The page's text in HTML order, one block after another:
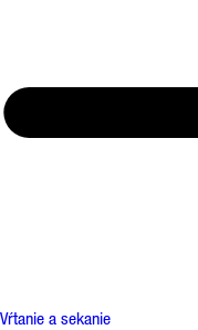
Vŕtanie a sekanie